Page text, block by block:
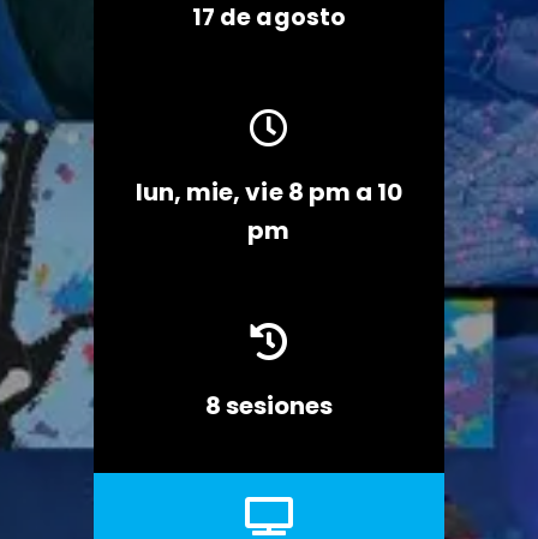
17 de agosto

lun, mie, vie 8 pm a 10
pm

8 sesiones
